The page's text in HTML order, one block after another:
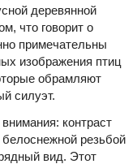
деревянной
что говорит о
примечательны
изображения птиц
обрамляют
силуэт.
контраст
резьбой
вид. Этот